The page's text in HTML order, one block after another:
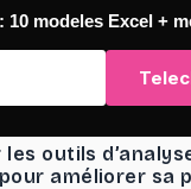
outils
améliorer sa
10 modeles Excel +